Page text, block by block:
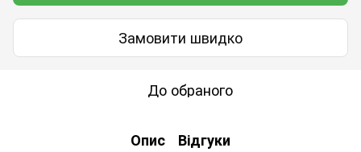
Замовити швидко
До обраного
Опис Відгуки